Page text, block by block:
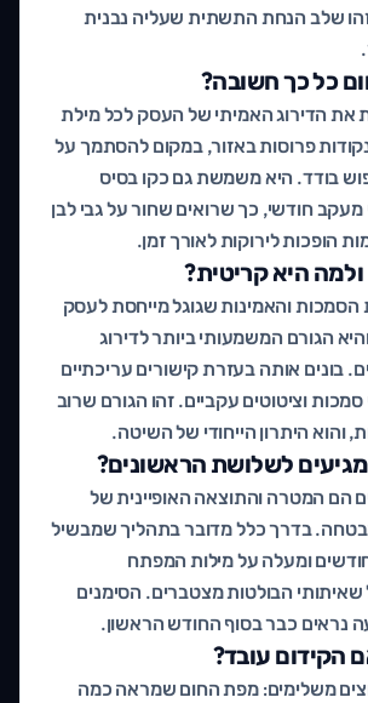
שלב הנחת התשתית שעליה נבנית
כל כך חשובה?
את הדירוג האמיתי של העסק לכל מילת
פרוסות באזור, במקום להסתמך על
בודד. היא משמשת גם כקו בסיס
מעקב חודשי, כך שרואים שחור על גבי לבן
הופכות לירוקות לאורך זמן.
ולמה היא קריטית?
הסמכות והאמינות שגוגל מייחסת לעסק
הגורם המשמעותי ביותר לדירוג
בונים אותה בעזרת קישורים עריכתיים
סמכות וציטוטים עקביים. זהו הגורם שרוב
והוא היתרון הייחודי של השיטה.
לשלושת הראשונים?
הם המטרה והתוצאה האופיינית של
בדרך כלל מדובר בתהליך שמבשיל
ומעלה על מילות המפתח
הבולטות מצטברים. הסימנים
נראים כבר בסוף החודש הראשון.
הקידום עובד?
משלימים: מפת החום שמראה כמה